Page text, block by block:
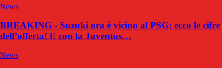
News
BREAKING - Suzuki ora è vicino al PSG: ecco le cifre
dell’offerta! E con la Juventus…
News